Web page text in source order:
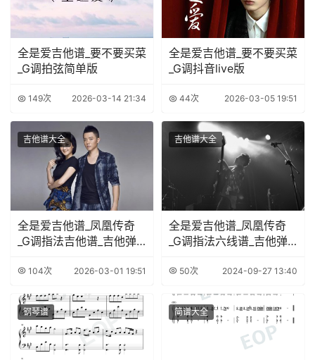
全是爱吉他谱_要不要买菜
_G调拍弦简单版
149次 2026-03-14 21:34
全是爱吉他谱_要不要买菜
_G调抖音live版
44次 2026-03-05 19:51
吉他谱大全
全是爱吉他谱_凤凰传奇
_G调指法吉他谱_吉他弹
104次 2026-03-01 19:51
吉他谱大全
全是爱吉他谱_凤凰传奇
_G调指法六线谱_吉他弹
50次 2024-09-27 13:40
钢琴谱 简谱大全